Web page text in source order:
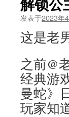
发表于2023年
这是老
之前@
经典游
曼蛇》
玩家知